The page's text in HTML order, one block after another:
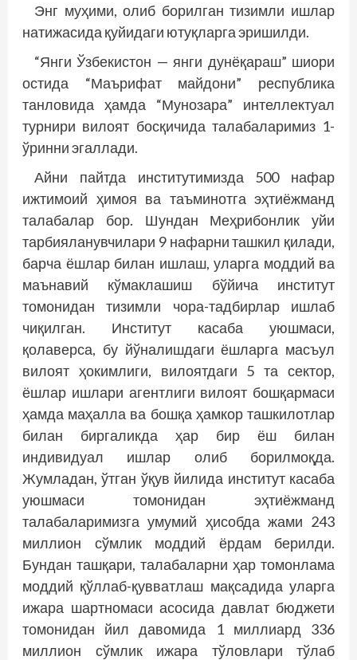
Энг муҳими, олиб борилган тизимли ишлар
натижасида қуйидаги ютуқларга эришилди.
“Янги Ўзбекистон — янги дунёқараш” шиори
остида “Маърифат майдони” республика
танловида ҳамда “Мунозара” интеллектуал
турнири вилоят босқичида талабаларимиз 1-
ўринни эгаллади.
Айни пайтда институтимизда 500 нафар
ижтимоий ҳимоя ва таъминотга эҳтиёжманд
талабалар бор. Шундан Меҳрибонлик уйи
тарбияланувчилари 9 нафарни ташкил қилади,
барча ёшлар билан ишлаш, уларга моддий ва
маънавий кўмаклашиш бўйича институт
томонидан тизимли чора-тадбирлар ишлаб
чиқилган. Институт касаба уюшмаси,
қолаверса, бу йўналишдаги ёшларга масъул
вилоят ҳокимлиги, вилоятдаги 5 та сектор,
ёшлар ишлари агентлиги вилоят бош­қармаси
ҳамда маҳалла ва бошқа ҳамкор ташкилотлар
билан биргаликда ҳар бир ёш билан
индивидуал ишлар олиб борилмоқда.
Жумладан, ўтган ўқув йилида институт касаба
уюшмаси томонидан эҳтиёжманд
талабаларимизга умумий ҳисобда жами 243
миллион сўмлик моддий ёрдам берилди.
Бундан ташқари, талабаларни ҳар томонлама
моддий қўллаб-қувватлаш мақсадида уларга
ижара шартномаси асосида давлат бюджети
томонидан йил давомида 1 миллиард 336
миллион сўмлик ижара тўловлари тўлаб